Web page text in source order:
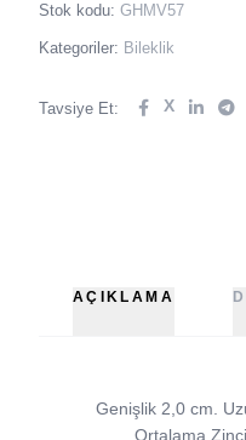
Stok kodu: GHMV57
Kategoriler: Bileklik
Tavsiye Et: X
AÇIKLAMA
Genişlik 2,0 cm.
Ortalama